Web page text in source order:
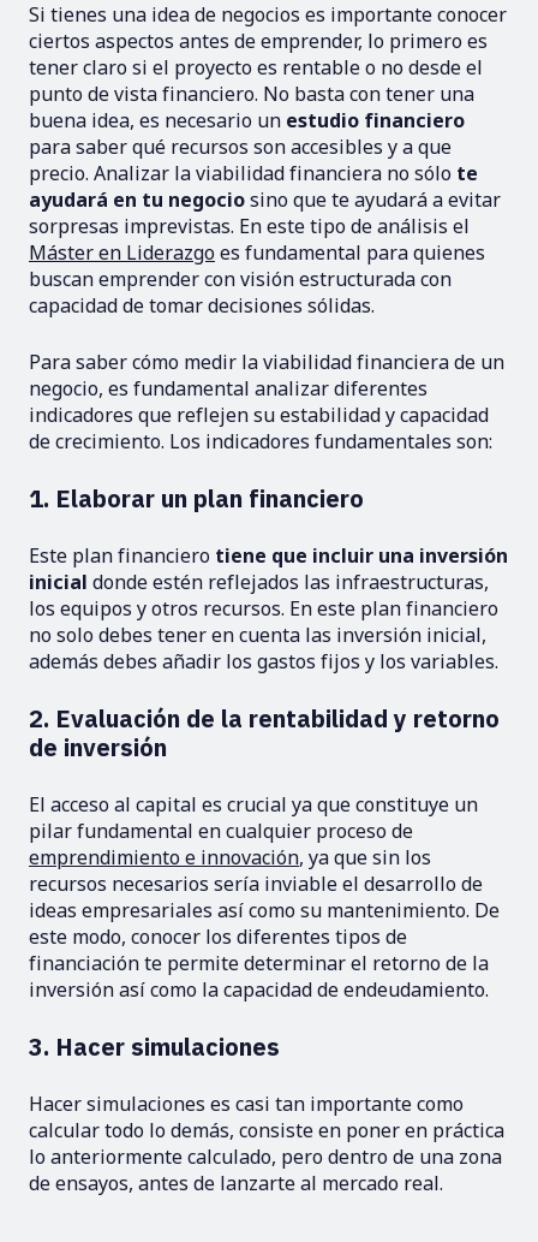
Si tienes una idea de negocios es importante conocer
ciertos aspectos antes de emprender, lo primero es
tener claro si el proyecto es rentable o no desde el
punto de vista financiero. No basta con tener una
buena idea, es necesario un estudio financiero
para saber qué recursos son accesibles y a que
precio. Analizar la viabilidad financiera no sólo te
ayudará en tu negociosino que te ayudará a evitar
sorpresas imprevistas. En este tipo de análisis el
Máster en Liderazgoes fundamental para quienes
buscan emprender con visión estructurada con
capacidad de tomar decisiones sólidas.
Para saber cómo medir la viabilidad financiera de un
negocio, es fundamental analizar diferentes
indicadores que reflejen su estabilidad y capacidad
de crecimiento. Los indicadores fundamentales son:
1. Elaborar un plan financiero
Este plan financiero tiene que incluir una inversión
inicial donde estén reflejados las infraestructuras,
los equipos y otros recursos. En este plan financiero
no solo debes tener en cuenta las inversión inicial,
además debes añadir los gastos fijos y los variables.
2. Evaluación de la rentabilidad y retorno
de inversión
El acceso al capital es crucial ya que constituye un
pilar fundamental en cualquier proceso de
emprendimiento e innovación, ya que sin los
recursos necesarios sería inviable el desarrollo de
ideas empresariales así como su mantenimiento. De
este modo, conocer los diferentes tipos de
financiación te permite determinar el retorno de la
inversión así como la capacidad de endeudamiento.
3. Hacer simulaciones
Hacer simulaciones es casi tan importante como
calcular todo lo demás, consiste en poner en práctica
lo anteriormente calculado, pero dentro de una zona
de ensayos, antes de lanzarte al mercado real.